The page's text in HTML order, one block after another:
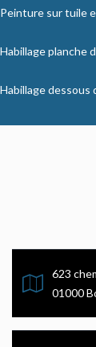
Peinture sur tuile
Habillage planche
Habillage
623
01000